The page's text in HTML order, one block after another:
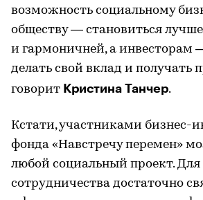
возможность социальному
обществу — становиться лучше
и гармоничней, а инвесторам
делать свой вклад и получать
говорит Кристина Танчер.
Кстати, участниками бизнес-
фонда «Навстречу перемен»
любой социальный проект. Для
сотрудничества достаточно